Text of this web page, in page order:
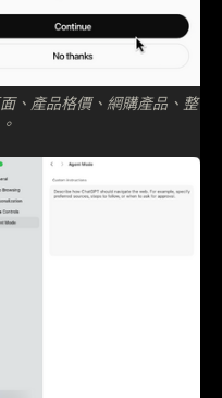
、產品格價、網購產品、整